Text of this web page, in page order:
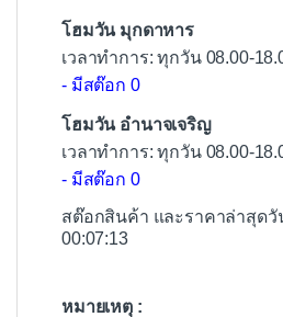
โฮมวัน มุกดาหาร
เวลาทำการ: ทุกวัน 08.00-
- มีสต๊อก 0
โฮมวัน อำนาจเจริญ
เวลาทำการ: ทุกวัน 08.00-
- มีสต๊อก 0
สต๊อกสินค้า และราคาล่าสุดวั
00:07:13
หมายเหตุ :